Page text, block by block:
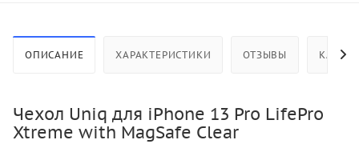
ОПИСАНИЕ ХАРАКТЕРИСТИКИ ОТЗЫВЫ КАК
Чехол Uniq для iPhone 13 Pro LifePro
Xtreme with MagSafe Clear